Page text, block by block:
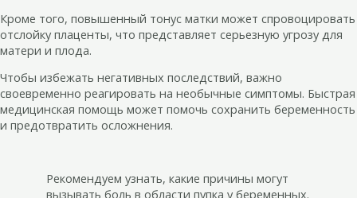
Кроме того, повышенный тонус матки может спровоцировать
отслойку плаценты, что представляет серьезную угрозу для
матери и плода.
Чтобы избежать негативных последствий, важно
своевременно реагировать на необычные симптомы. Быстрая
медицинская помощь может помочь сохранить беременность
и предотвратить осложнения.
Рекомендуем узнать, какие причины могут
вызывать боль в области пупка у беременных.